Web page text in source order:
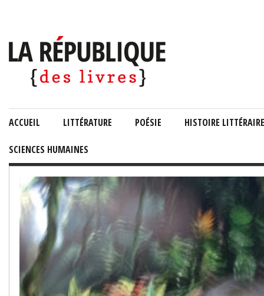
ACCUEIL LITTÉRATURE POÉSIE HISTOIRE LITTÉRAIRE
SCIENCES HUMAINES